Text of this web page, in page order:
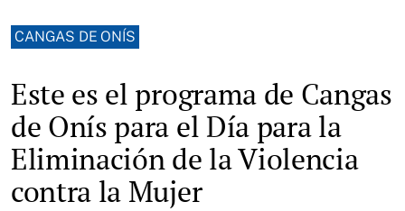
CANGAS DE ONÍS
Este es el programa de Cangas
de Onís para el Día para la
Eliminación de la Violencia
contra la Mujer